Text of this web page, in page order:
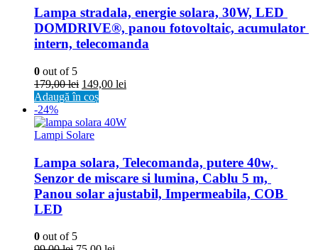
Lampa stradala, energie solara, 30W, LED
DOMDRIVE®, panou fotovoltaic, acumulator
intern, telecomanda
0 out of 5
179,00lei 149,00 lei
Adaugă în coș
-24%
Lampi Solare
Lampa solara, Telecomanda, putere 40w,
Senzor de miscare si lumina, Cablu 5 m,
Panou solar ajustabil, Impermeabila, COB
LED
0 out of 5